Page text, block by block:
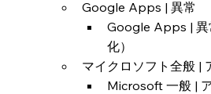
Google Apps | 異常
Google Apps | 異
化）
マイクロソフト全般 |
Microsoft 一般 |